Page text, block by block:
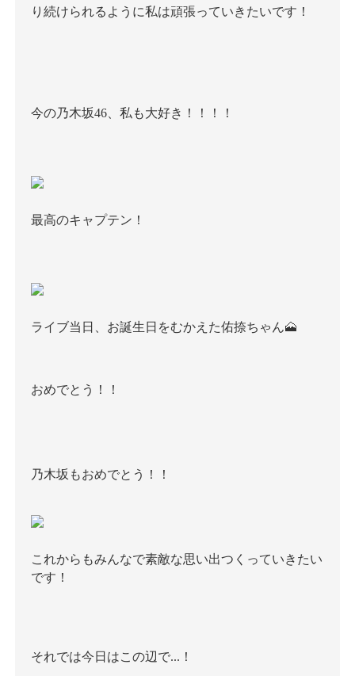
り続けられるように私は頑張っていきたいです！
今の乃木坂46、私も大好き！！！！
最高のキャプテン！
ライブ当日、お誕生日をむかえた佑捺ちゃん🗻
おめでとう！！
乃木坂もおめでとう！！
これからもみんなで素敵な思い出つくっていきたい
です！
それでは今日はこの辺で...！